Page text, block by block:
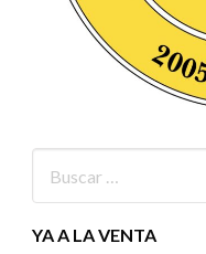
YA A LA VENTA